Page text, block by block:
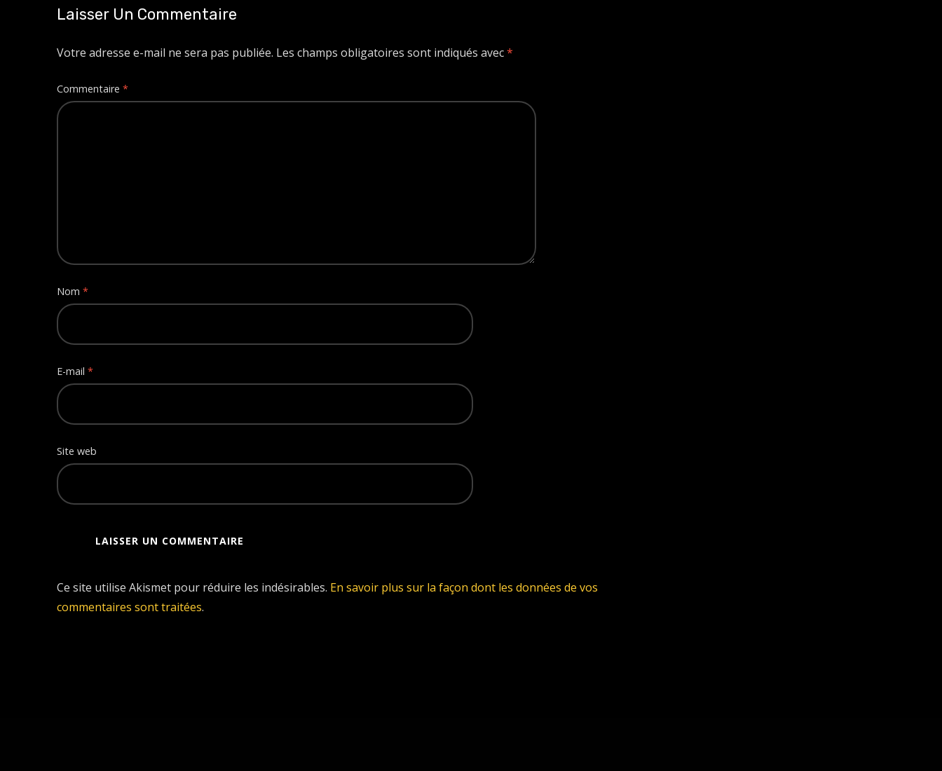
Laisser Un Commentaire
Votre adresse e-mail ne sera pas publiée. Les champs obligatoires sont indiqués avec*
Commentaire *
Nom *
E-mail *
Site web
Ce site utilise Akismet pour réduire les indésirables. En savoir plus sur la façon dont les données de vos
commentaires sont traitées.